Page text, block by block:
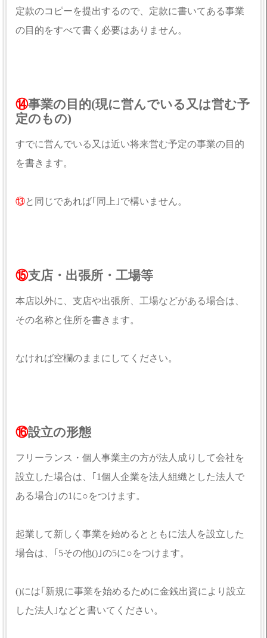
定款のコピーを提出するので、定款に書いてある事業
の目的をすべて書く必要はありません。
⑭事業の目的(現に営んでいる又は営む予
定のもの)
すでに営んでいる又は近い将来営む予定の事業の目的
を書きます。
⑬と同じであれば｢同上｣で構いません。
⑮支店・出張所・工場等
本店以外に、支店や出張所、工場などがある場合は、
その名称と住所を書きます。
なければ空欄のままにしてください。
⑯設立の形態
フリーランス・個人事業主の方が法人成りして会社を
設立した場合は、｢1個人企業を法人組織とした法人で
ある場合｣の1に○をつけます。
起業して新しく事業を始めるとともに法人を設立した
場合は、｢5その他()｣の5に○をつけます。
()には｢新規に事業を始めるために金銭出資により設立
した法人｣などと書いてください。